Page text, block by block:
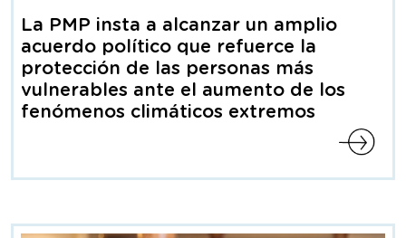
La PMP insta a alcanzar un amplio
acuerdo político que refuerce la
protección de las personas más
vulnerables ante el aumento de los
fenómenos climáticos extremos